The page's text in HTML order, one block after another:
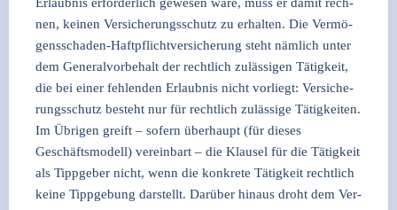
nen, kei­nen Ver­si­che­rungs­schutz zu erhal­ten. Die Ver­mö­
gens­scha­den-Haft­pflicht­ver­si­che­rung steht näm­lich unter
dem Gene­ral­vor­be­halt der recht­lich zuläs­si­gen Tätig­keit,
die bei einer feh­len­den Erlaub­nis nicht vor­liegt: Ver­si­che­
rungs­schutz besteht nur für recht­lich zuläs­si­ge Tätig­kei­ten.
Im Übri­gen greift – sofern über­haupt (für die­ses
Geschäfts­mo­dell) ver­ein­bart – die Klau­sel für die Tätig­keit
als Tipp­ge­ber nicht, wenn die kon­kre­te Tätig­keit recht­lich
kei­ne Tipp­ge­bung dar­stellt. Dar­über hin­aus droht dem Ver­